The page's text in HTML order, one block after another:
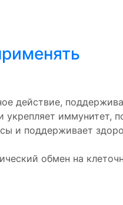
действие,
укрепляет иммунитет,
и поддерживает
обмен на